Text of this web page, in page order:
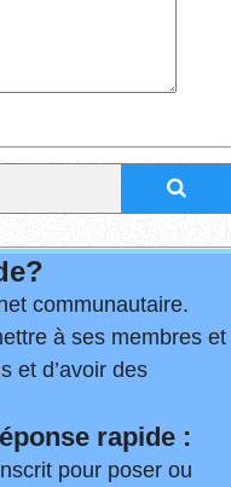
communautaire.
à ses membres et
et d’avoir des
rapide :
pour poser ou